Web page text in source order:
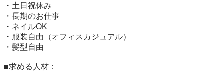
・土日祝休み
・長期のお仕事
・ネイルOK
・服装自由（オフィスカジュアル）
・髪型自由
■求める人材：